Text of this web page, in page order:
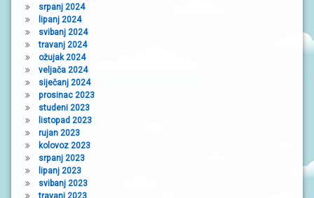
srpanj 2024
lipanj 2024
svibanj 2024
travanj 2024
ožujak 2024
veljača 2024
siječanj 2024
prosinac 2023
studeni 2023
listopad 2023
rujan 2023
kolovoz 2023
srpanj 2023
lipanj 2023
svibanj 2023
travanj 2023